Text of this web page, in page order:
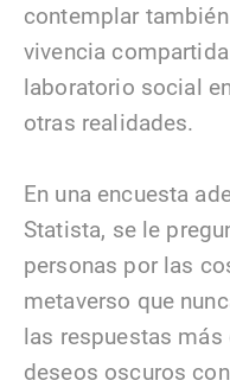
contemplar
vivencia
laboratorio social
otras realidades.
En una encuesta
Statista, se le
personas por las
metaverso que
las respuestas
deseos oscuros